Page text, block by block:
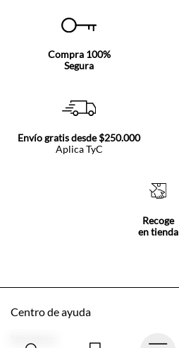
Compra 100%
Segura
Envío gratis desde $250.000
Aplica TyC
Recoge
en tienda
Centro de ayuda